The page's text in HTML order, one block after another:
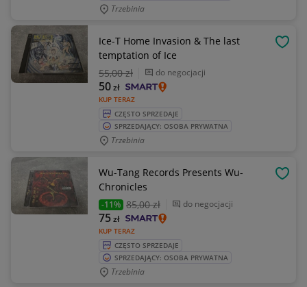
Trzebinia
Ice-T Home Invasion & The last
temptation of Ice
55,00 zł do negocjacji
KUP TERAZ
50zł
CZĘSTO SPRZEDAJE
SPRZEDAJĄCY: OSOBA PRYWATNA
Trzebinia
Wu-Tang Records Presents Wu-
Chronicles
-11% 85,00 zł do negocjacji
KUP TERAZ
75zł
CZĘSTO SPRZEDAJE
SPRZEDAJĄCY: OSOBA PRYWATNA
Trzebinia